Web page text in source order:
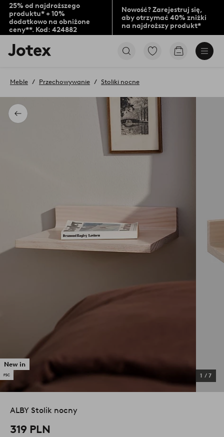
25% od najdroższego
produktu* + 10%
dodatkowo na obniżone
ceny**. Kod: 424882
Nowość? Zarejestruj się,
aby otrzymać 40% zniżki
na najdroższy produkt*
Logo
Jotex
na
stronę
PrzejdźPrzejdź
Powrót
Meble Przechowywanie Stoliki nocne
New in
1 / 7
ALBY Stolik nocny
319 PLN